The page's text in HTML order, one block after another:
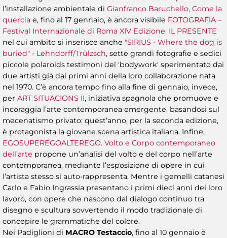
l’installazione ambientale di Gianfranco Baruchello, Come la
quercia e, fino al 17 gennaio, è ancora visibile FOTOGRAFIA –
Festival Internazionale di Roma XIV Edizione: IL PRESENTE
nel cui ambito si inserisce anche "SIRIUS - Where the dog is
buried" - Lehndorff/Trülzsch, sette grandi fotografie e sedici
piccole polaroids testimoni del 'bodywork' sperimentato dai
due artisti già dai primi anni della loro collaborazione nata
nel 1970. C’è ancora tempo fino alla fine di gennaio, invece,
per ART SITUACIONS II, iniziativa spagnola che promuove e
incoraggia l’arte contemporanea emergente, basandosi sul
mecenatismo privato: quest’anno, per la seconda edizione,
è protagonista la giovane scena artistica italiana. Infine,
EGOSUPEREGOALTEREGO. Volto e Corpo contemporaneo
dell’arte propone un’analisi del volto e del corpo nell’arte
contemporanea, mediante l’esposizione di opere in cui
l’artista stesso si auto-rappresenta. Mentre i gemelli catanesi
Carlo e Fabio Ingrassia presentano i primi dieci anni del loro
lavoro, con opere che nascono dal dialogo continuo tra
disegno e scultura sovvertendo il modo tradizionale di
concepire le grammatiche del colore.
Nei Padiglioni di MACRO Testaccio, fino al 10 gennaio è